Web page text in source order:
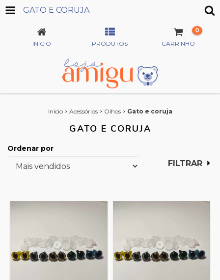
GATO E CORUJA
INÍCIO PRODUTOS CARRINHO
0
Início > Acessórios > Olhos > Gato e coruja
GATO E CORUJA
Ordenar por
FILTRAR